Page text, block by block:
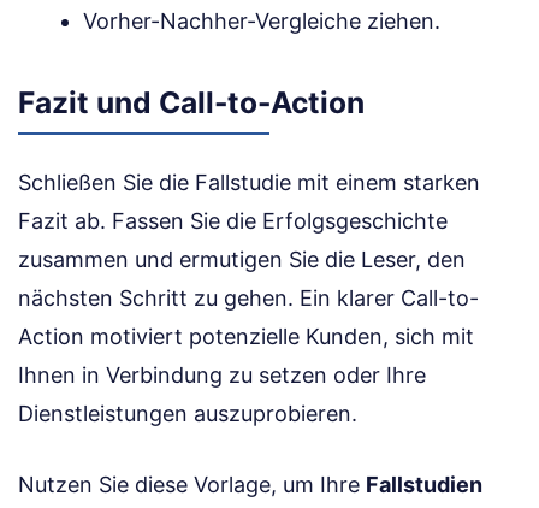
Vorher-Nachher-Vergleiche ziehen.
Fazit und Call-to-Action
Schließen Sie die Fallstudie mit einem starken
Fazit ab. Fassen Sie die Erfolgsgeschichte
zusammen und ermutigen Sie die Leser, den
nächsten Schritt zu gehen. Ein klarer Call-to-
Action motiviert potenzielle Kunden, sich mit
Ihnen in Verbindung zu setzen oder Ihre
Dienstleistungen auszuprobieren.
Nutzen Sie diese Vorlage, um Ihre Fallstudien